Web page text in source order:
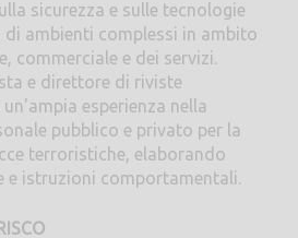
sicurezza e sulle tecnologie
di ambienti complessi in ambito
commerciale e dei servizi.
e direttore di riviste
esperienza nella
pubblico e privato per la
terroristiche, elaborando
e istruzioni comportamentali.